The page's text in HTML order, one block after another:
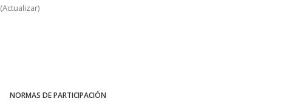
(Actualizar)
NORMAS DE PARTICIPACIÓN